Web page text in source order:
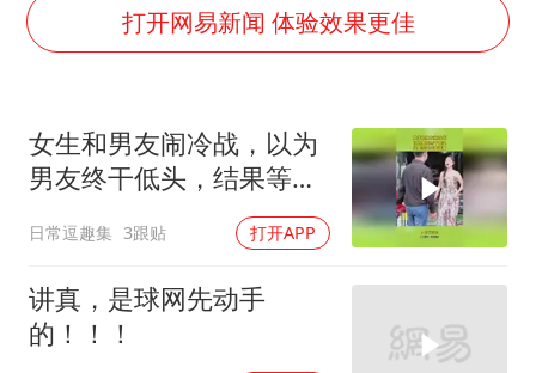
以军士兵把枪口对准中国记者
《龙餐馆》 冲奖
构建更高水平的全民健身公共服务体系
奋力开创中国式现代化建设新局面
打开网易新闻 体验效果更佳
女生和男友闹冷战，以为
男友终干低头，结果等来
日常逗趣集 3跟贴 打开APP
讲真，是球网先动手
的！！！